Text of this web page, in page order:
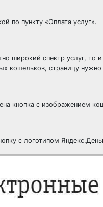
по пункту «Оплата услуг».
широкий спектр услуг,
кошельков, страницу
кнопка с изображением
с логотипом